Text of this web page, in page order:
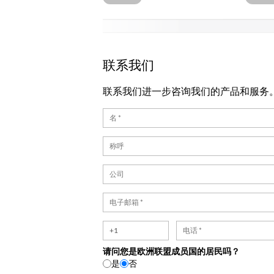
联系我们
联系我们进一步咨询我们的产品和服务
请问您是欧洲联盟成员国的居民吗？
是
否